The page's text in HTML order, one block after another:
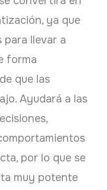
ya que
para llevar a
forma
que las
Ayudará a las
por lo que se
muy potente